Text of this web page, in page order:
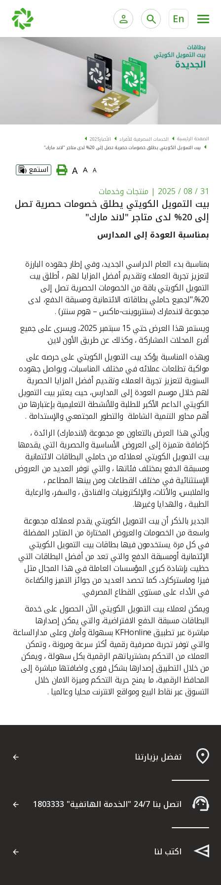
En
الخدمات المصرفية الإلكترونية للأفراد
الخدمات المصرفية الإلكترونية للشركات
خدمة "بيتك" للتداول الإلكتروني
الخدمات المصرفية للأفراد الخدمات المالية
الحسابات المصرفية
البطاقات
"برامج العملاء"
الاستثمار
القنوات المصرفية
أدوات وخدمات
خدمات ما بعد البيع
اتصل بنا
مواقع الفروع وأجهزة الصرف الآلي
ألمانيا
ماليزيا
تركيا
مصر
المملكة المتحدة
مملكة البحرين
الصفحة الرئيسية الخدمات المصرفية للأفراد الأخبار2025
بيت التمويل الكويتي يطلق خصومات حصرية تصل إلى 20% لدى متاجر "لاند مارك"
A
A
A استمع
31 / 08 / 2025 | منتجات وخدمات
بيت التمويل الكويتي يطلق خصومات حصرية تصل
إلى 20% لدى متاجر "لاند مارك"
بمناسبة العودة إلى المدارس
بمناسبة بدء العام الدراسي الجديد، وفي إطار جهوده البارزة
لتعزيز تجربة العملاء وتقديم أفضل المزايا لهم ، أطلق بيت
التمويل الكويتي باقة من الخصومات الحصرية تصل إلى
20%،"لجميع حاملي بطاقاته الائتمانية ومسبقة الدفع، لدى
مجموعة لاندمارك (سنتربوينت-ماكس – هوم سنتر) .
ويستمر هذا العرض حتي 15 سبتمبر 2025، ويسرى على جميع
أفرع المحلات المشاركة ، وكذلك عن طريق الأون لاين.
وبهذه المناسبة يؤكد بيت التمويل الكويتي على حرصه على
مواكبة تطلعات عملائه في مختلف المناسبات، ويواصل جهوده
السنوية لتعزيز تجربة العملاء وتقديم أفضل المزايا الحصرية
لهم خلال موسم العودة إلى المدارس، حيث يعتبر بيت التمويل
الكويتي الداعم الأكبر للطلبة وللأنشطة التعليمية بإعتبارها من
أهم محاور التنمية الشاملة والتطور المجتمعي والإستدامة .
ويأتي هذا العرض بالتعاون مع مجموعة (لاندمارك) الرائدة ،
كإضافة متميزة إلى العروض الأساسية والحصرية التي يقدمها
بيت التمويل الكويتي لعملائه من حاملي البطاقات الائتمانية
ومسبقة الدفع بمختلف فئاتها ، والتي توفر العديد من العروض
الإستثنائية في مختلف القطاعات ومن بينها المطاعم ،
والملابس، والأثاث، والإلكترونيات والفنادق ، والسفر، والرعاية
الطبية ، والهدايا وغيرها.
الجدير بالذكر أن بيت التمويل الكويتي يقدم لعملائه مجموعة
واسعة من الخصومات والعروض المختارة من المتاجر المفضلة
في كل مرة يستخدمون فيها بطاقات بيت التمويل الكويتي
الإئتمانية أومسبقة الدفع والتي تعد من أفضل البطاقات التي
حظيت بإشادة كبرى المؤسسات العاملة في هذا المجال مثل
فيزا وماستركارد، كما تحصد العديد من جوائز التميز والكفاءة
في الأداء على مستوى القطاع المصرفي.
ويمكن لعملاء بيت التمويل الكويتي الآن الحصول على خدمة
البطاقات مسبقة الدفع الافتراضية، والتي يمكن إصدارها
مباشرة عبر تطبيق KFHonline بسهولة وأمان وعلى مدارالساعة
والتي توفر تجربة مصرفية رقمية أكثر سرعة ومرونة ، وتمكن
العملاء من التحكم بمشترياتهم الرقمية بكل سهولة ، ويمكن
من خلال التطبيق إصدارها بشكل فورى واضافتها مباشرة إلى
المحافظ الرقمية، ما يمنح حرية التحكم وميزة الامان خلال
التسوق عبر نقاط البيع ومواقع الانترنت محليا وعالميا .
تفضل بزيارتنا
اتصل بنا 24/7 "الخدمة الهاتفية" 1803333
اكتب لنا